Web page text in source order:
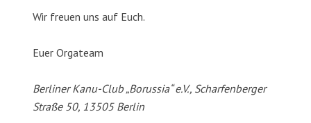
Wir freuen uns auf Euch.
Euer Orgateam
Berliner Kanu-Club „Borussia“ e.V., Scharfenberger
Straße 50, 13505 Berlin